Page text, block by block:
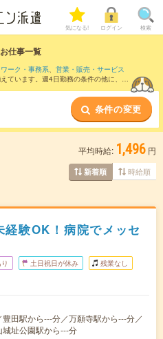
気になる! ログイン 検索
仕事一覧
ーク・事務系、 営業・販売・サービス
ています。週4日勤務の条件の他に、 交
条件の変更
平均時給: 1,496 円
新着順 時給順
験OK！病院でメッセ
土日祝日が休み 残業なし
田駅から---分／万願寺駅から---分／
址公園駅から---分